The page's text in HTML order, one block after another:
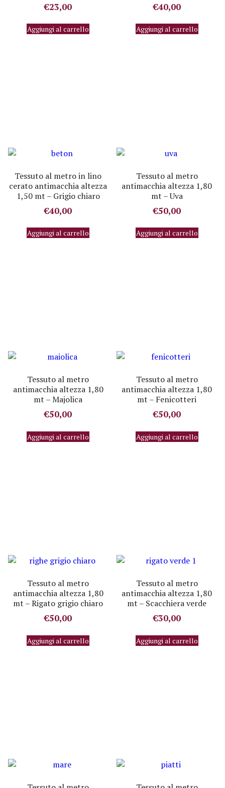
€23,00
Aggiungi al carrello
€40,00
Aggiungi al carrello
Tessuto al metro in lino
cerato antimacchia altezza
1,50 mt – Grigio chiaro
€40,00
Aggiungi al carrello
Tessuto al metro
antimacchia altezza 1,80
mt – Uva
€50,00
Aggiungi al carrello
Tessuto al metro
antimacchia altezza 1,80
mt – Majolica
€50,00
Aggiungi al carrello
Tessuto al metro
antimacchia altezza 1,80
mt – Fenicotteri
€50,00
Aggiungi al carrello
Tessuto al metro
antimacchia altezza 1,80
mt – Rigato grigio chiaro
€50,00
Aggiungi al carrello
Tessuto al metro
antimacchia altezza 1,80
mt – Scacchiera verde
€30,00
Aggiungi al carrello